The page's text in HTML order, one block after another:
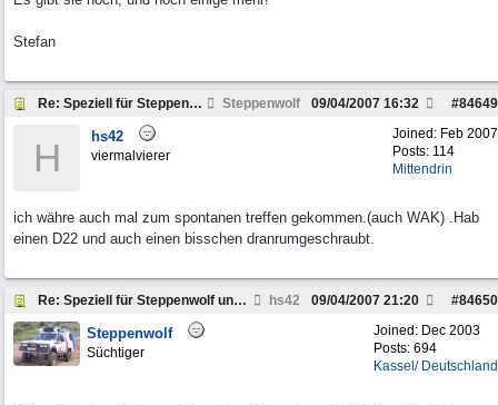
Stefan
Re: Speziell für Steppenwolf und andere Pickup Fre Steppenwolf #84649
09/04/2007 16:32
Joined: Feb 2007
Posts: 114
Mittendrin
H hs42
viermalvierer
ich währe auch mal zum spontanen treffen gekommen.(auch WAK) .Hab
einen D22 und auch einen bisschen dranrumgeschraubt.
Re: Speziell für Steppenwolf und andere Pickup Fre hs42 #84650
09/04/2007 21:20
Joined: Dec 2003
Posts: 694
Kassel/ Deutschland
Steppenwolf
Süchtiger